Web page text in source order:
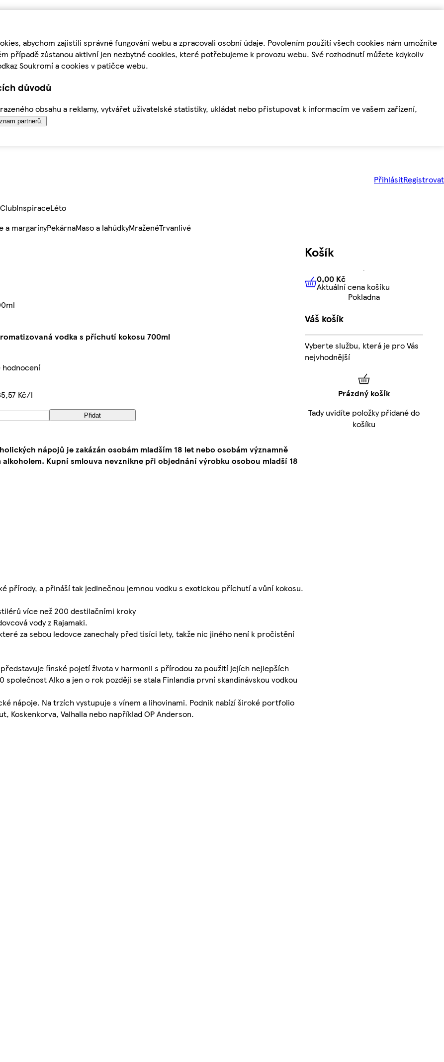
abychom zajistili správné fungování webu a zpracovali osobní údaje. Povolením použití všech cookies nám umožníte
případě zůstanou aktivní jen nezbytné cookies, které potřebujeme k provozu webu. Své rozhodnutí můžete kdykoliv
Soukromí a cookies v patičce webu.
důvodů
obsahu a reklamy, vytvářet uživatelské statistiky, ukládat nebo přistupovat k informacím ve vašem zařízení,
partnerů.
PřihlásitRegistrovat
InspiraceLéto
a margarínyPekárnaMaso a lahůdkyMraženéTrvanlivé
vodka s příchutí kokosu 700ml
hodnocení
Kč/l
Přidat
nápojů je zakázán osobám mladším 18 let nebo osobám významně
Kupní smlouva nevznikne při objednání výrobku osobou mladší 18
přírody, a přináší tak jedinečnou jemnou vodku s exotickou příchutí a vůní kokosu.
více než 200 destilačními kroky
vody z Rajamaki.
za sebou ledovce zanechaly před tisíci lety, takže nic jiného není k pročistění
finské pojetí života v harmonii s přírodou za použití jejích nejlepších
společnost Alko a jen o rok později se stala Finlandia první skandinávskou vodkou
nápoje. Na trzích vystupuje s vínem a lihovinami. Podnik nabízí široké portfolio
Koskenkorva, Valhalla nebo například OP Anderson.
Košík
0,00 KčAktuální cena košíku
0,00 Kč
Aktuální cena košíku
Pokladna
Váš košík
Vyberte službu, která je pro Vás
nejvhodnější
Prázdný košík
Tady uvidíte položky přidané do
košíku